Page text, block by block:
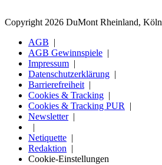
Copyright 2026 DuMont Rheinland, Köln
AGB
AGB Gewinnspiele
Impressum
Datenschutzerklärung
Barrierefreiheit
Cookies & Tracking
Cookies & Tracking PUR
Newsletter
Netiquette
Redaktion
Cookie-Einstellungen